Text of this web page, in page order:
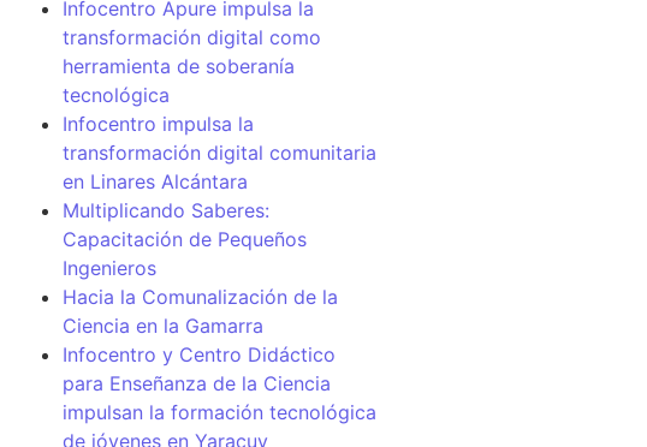
Infocentro Apure impulsa la
transformación digital como
herramienta de soberanía
tecnológica
Infocentro impulsa la
transformación digital comunitaria
en Linares Alcántara
Multiplicando Saberes:
Capacitación de Pequeños
Ingenieros
Hacia la Comunalización de la
Ciencia en la Gamarra
Infocentro y Centro Didáctico
para Enseñanza de la Ciencia
impulsan la formación tecnológica
de jóvenes en Yaracuy